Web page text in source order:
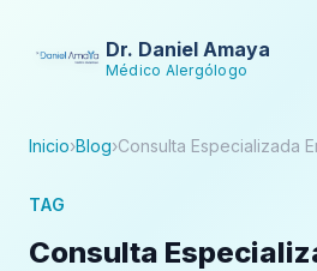
Dr. Daniel Amaya
Médico Alergólogo
Inicio›Blog›Consulta Especializada
TAG
Consulta